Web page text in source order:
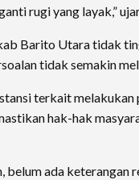
rugi yang layak,”
Barito Utara tidak
tidak semakin
terkait
hak-hak
ada keterangan